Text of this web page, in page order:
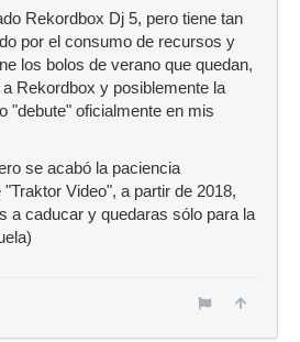
Rekordbox Dj 5, pero tiene tan
por el consumo de recursos y
los bolos de verano que quedan,
Rekordbox y posiblemente la
"debute" oficialmente en mis
se acabó la paciencia
Video", a partir de 2018,
a caducar y quedaras sólo para la